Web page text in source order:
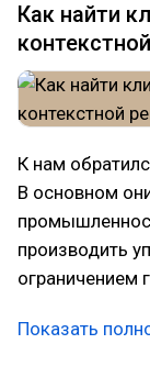
Как найти
К нам
В основном
производить
ограничением
Показать